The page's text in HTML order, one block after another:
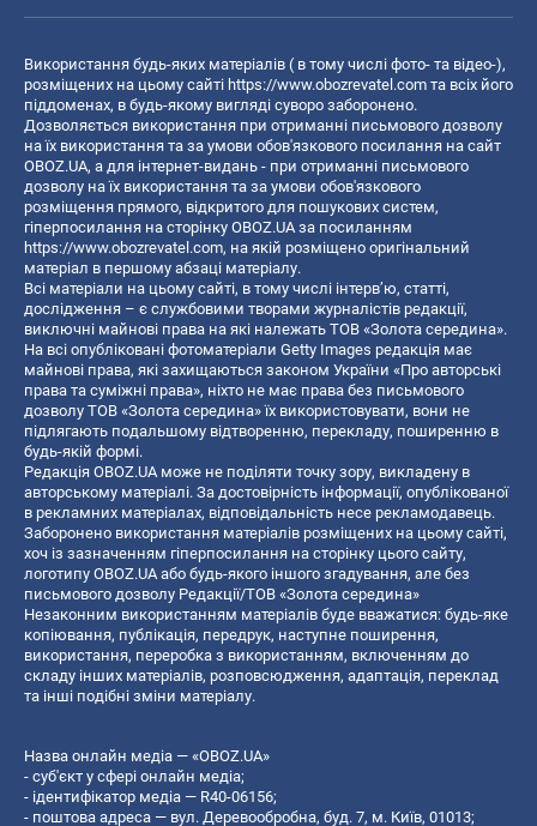
Використання будь-яких матеріалів ( в тому числі фото- та відео-),
розміщених на цьому сайті https://www.obozrevatel.com та всіх його
піддоменах, в будь-якому вигляді суворо заборонено.
Дозволяється використання при отриманні письмового дозволу
на їх використання та за умови обов'язкового посилання на сайт
OBOZ.UA, а для інтернет-видань - при отриманні письмового
дозволу на їх використання та за умови обов'язкового
розміщення прямого, відкритого для пошукових систем,
гіперпосилання на сторінку OBOZ.UA за посиланням
https://www.obozrevatel.com, на якій розміщено оригінальний
матеріал в першому абзаці матеріалу.
Всі матеріали на цьому сайті, в тому числі інтерв’ю, статті,
дослідження – є службовими творами журналістів редакції,
виключні майнові права на які належать ТОВ «Золота середина».
На всі опубліковані фотоматеріали Getty Images редакція має
майнові права, які захищаються законом України «Про авторські
права та суміжні права», ніхто не має права без письмового
дозволу ТОВ «Золота середина» їх використовувати, вони не
підлягають подальшому відтворенню, перекладу, поширенню в
будь-якій формі.
Редакція OBOZ.UA може не поділяти точку зору, викладену в
авторському матеріалі. За достовірність інформації, опублікованої
в рекламних матеріалах, відповідальність несе рекламодавець.
Заборонено використання матеріалів розміщених на цьому сайті,
хоч із зазначенням гіперпосилання на сторінку цього сайту,
логотипу OBOZ.UA або будь-якого іншого згадування, але без
письмового дозволу Редакції/ТОВ «Золота середина»
Незаконним використанням матеріалів буде вважатися: будь-яке
копiювання, публiкацiя, передрук, наступне поширення,
використання, переробка з використанням, включенням до
складу інших матеріалів, розповсюдження, адаптація, переклад
та інші подібні зміни матеріалу.
Назва онлайн медіа — «OBOZ.UA»
- суб'єкт у сфері онлайн медіа;
- ідентифікатор медіа — R40-06156;
- поштова адреса — вул. Деревообробна, буд. 7, м. Київ, 01013;